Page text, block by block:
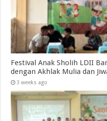
Festival Anak Sholih LDII
dengan Akhlak Mulia dan
3 weeks ago